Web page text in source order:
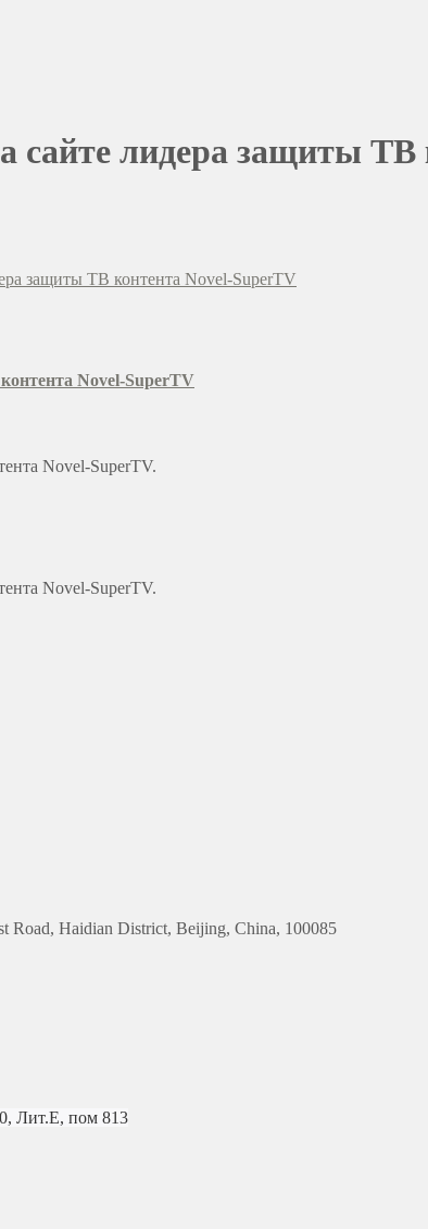
сайте лидера защиты
защиты ТВ контента Novel-SuperTV
Novel-SuperTV
Novel-SuperTV.
Novel-SuperTV.
Road, Haidian District, Beijing, China, 100085
Лит.Е, пом 813